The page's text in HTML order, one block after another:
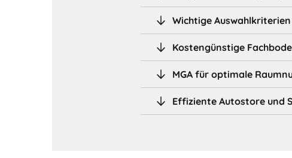
Wichtige Auswahlkriterien
Kostengünstige
MGA für optimale
Effiziente Autostore und